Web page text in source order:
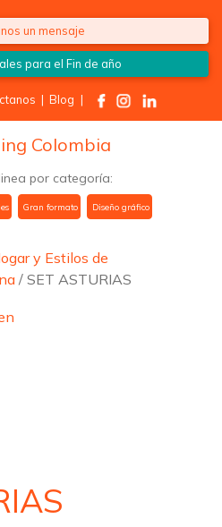
un mensaje
para elFin de año
| Blog |
por categoría:
Gran formato Diseño gráfico
y Estilos de
/ SET ASTURIAS